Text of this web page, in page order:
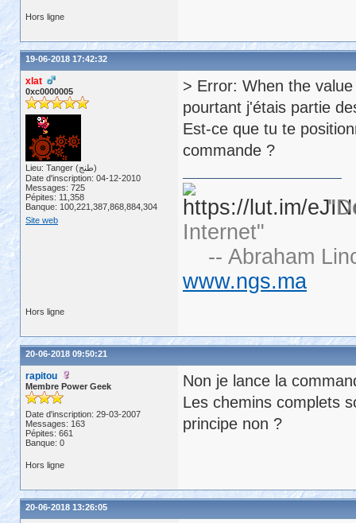
Hors ligne
19-06-2018 17:42:32
xlat
0xc0000005
Lieu: Tanger (طنج)
Date d'inscription: 04-12-2010
Messages: 725
Pépites: 11,358
Banque: 100,221,387,868,884,304
Site web
> Error: When the
pourtant j'étais partie
Est-ce que tu te
commande ?
Internet"
-- Abraham
www.ngs.ma
Hors ligne
20-06-2018 09:50:21
rapitou
Membre Power Geek
Date d'inscription: 29-03-2007
Messages: 163
Pépites: 661
Banque: 0
Non je lance la
Les chemins complets
principe non ?
Hors ligne
20-06-2018 13:26:05